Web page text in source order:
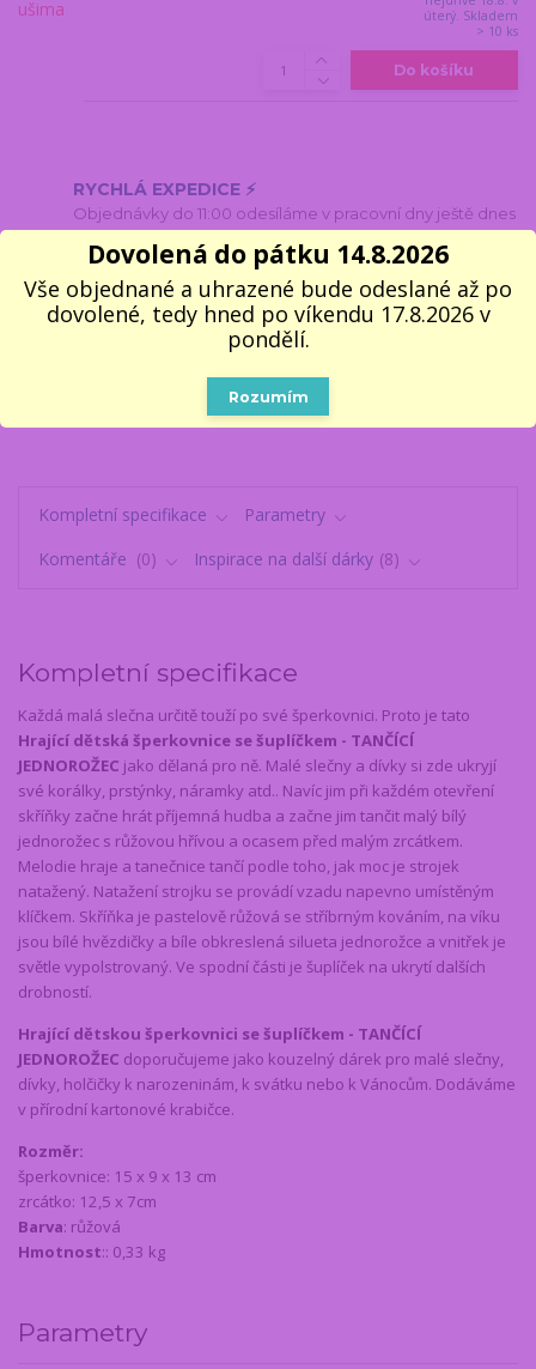
úterý. Skladem
> 10 ks
Do košíku
RYCHLÁ EXPEDICE ⚡
Objednávky do 11:00 odesíláme v pracovní dny ještě dnes
100% VLASTNÍ SKLAD 📦
Všechno, co vidíte, opravdu máme
5000 VÝDEJNÍCH MÍST
Do 1–2 pracovních dnů k vyzvednutí
🎁 14 LET NA TRHU
V dárcích se fakt vyznáme
Kompletní specifikace
Parametry
Komentáře
0 Inspirace na další dárky 8
Kompletní specifikace
Každá malá slečna určitě touží po své šperkovnici. Proto je tato
Hrající dětská šperkovnice se šuplíčkem - TANČÍCÍ
JEDNOROŽEC jako dělaná pro ně. Malé slečny a dívky si zde ukryjí
své korálky, prstýnky, náramky atd.. Navíc jim při každém otevření
skříňky začne hrát příjemná hudba a začne jim tančit malý bílý
jednorožec s růžovou hřívou a ocasem před malým zrcátkem.
Melodie hraje a tanečnice tančí podle toho, jak moc je strojek
natažený. Natažení strojku se provádí vzadu napevno umístěným
klíčkem. Skříňka je pastelově růžová se stříbrným kováním, na víku
jsou bílé hvězdičky a bíle obkreslená silueta jednorožce a vnitřek je
světle vypolstrovaný. Ve spodní části je šuplíček na ukrytí dalších
drobností.
Hrající dětskou šperkovnici se šuplíčkem - TANČÍCÍ
JEDNOROŽEC doporučujeme jako kouzelný dárek pro malé slečny,
dívky, holčičky k narozeninám, k svátku nebo k Vánocům. Dodáváme
v přírodní kartonové krabičce.
Rozměr:
šperkovnice: 15 x 9 x 13 cm
zrcátko: 12,5 x 7cm
Barva: růžová
Hmotnost:: 0,33 kg
Parametry
Dovolená do pátku 14.8.2026
Vše objednané a uhrazené bude odeslané až po
dovolené, tedy hned po víkendu 17.8.2026 v
pondělí.
Rozumím